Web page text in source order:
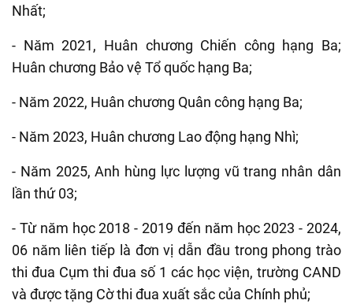
Nhất;
- Năm 2021, Huân chương Chiến công hạng Ba;
Huân chương Bảo vệ Tổ quốc hạng Ba;
- Năm 2022, Huân chương Quân công hạng Ba;
- Năm 2023, Huân chương Lao động hạng Nhì;
- Năm 2025, Anh hùng lực lượng vũ trang nhân dân
lần thứ 03;
- Từ năm học 2018 - 2019 đến năm học 2023 - 2024,
06 năm liên tiếp là đơn vị dẫn đầu trong phong trào
thi đua Cụm thi đua số 1 các học viện, trường CAND
và được tặng Cờ thi đua xuất sắc của Chính phủ;